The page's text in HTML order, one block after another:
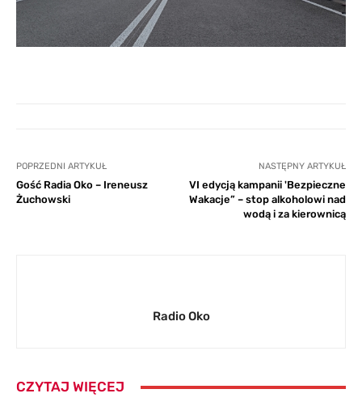
POPRZEDNI ARTYKUŁ
Gość Radia Oko – Ireneusz
Żuchowski
NASTĘPNY ARTYKUŁ
VI edycją kampanii 'Bezpieczne
Wakacje” – stop alkoholowi nad
wodą i za kierownicą
Radio Oko
CZYTAJ WIĘCEJ